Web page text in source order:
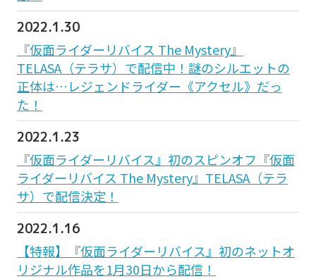
2022.1.30
『仮面ライダーリバイス The Mystery』
TELASA（テラサ）で配信中！謎のシルエットの
正体は…レジェンドライダー《アクセル》だっ
た！
2022.1.23
『仮面ライダーリバイス』初のスピンオフ『仮面
ライダーリバイス The Mystery』TELASA（テラ
サ）で配信決定！
2022.1.16
【特報】『仮面ライダーリバイス』初のネットオ
リジナル作品を1月30日から配信！